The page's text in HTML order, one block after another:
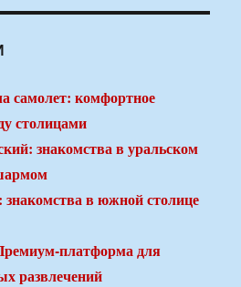
самолет: комфортное
столицами
знакомства в уральском
в южной столице
платформа для
развлечений